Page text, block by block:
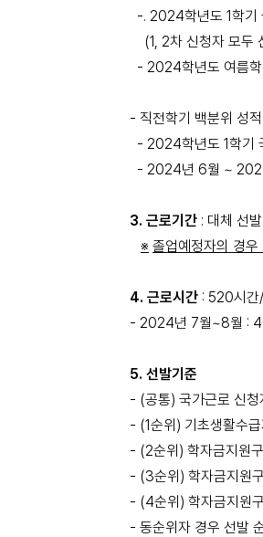
-. 2024학년도 1학기
(1, 2차 신청자 모두
- 2024학년도 여름
- 직전학기 백분위 성적
- 2024학년도 1학기
- 2024년 6월 ~
3. 근로기간 : 대체 선
※ 졸업예정자의 경우
4. 근로시간 : 520시간/
- 2024년 7월~8월 :
5. 선발기준
- (공통) 국가근로 신
- (1순위) 기초생활수
- (2순위) 학자금지원
- (3순위) 학자금지원
- (4순위) 학자금지원
- 동순위자 경우 선발